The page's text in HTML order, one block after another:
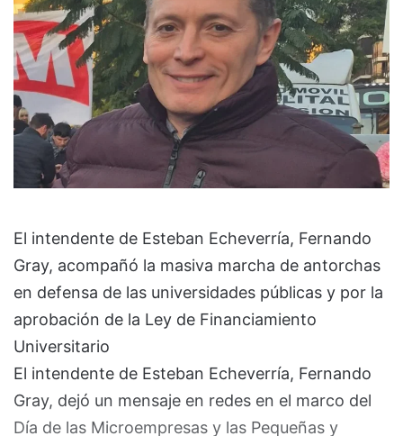
El intendente de Esteban Echeverría, Fernando
Gray, acompañó la masiva marcha de antorchas
en defensa de las universidades públicas y por la
aprobación de la Ley de Financiamiento
Universitario
El intendente de Esteban Echeverría, Fernando
Gray, dejó un mensaje en redes en el marco del
Día de las Microempresas y las Pequeñas y